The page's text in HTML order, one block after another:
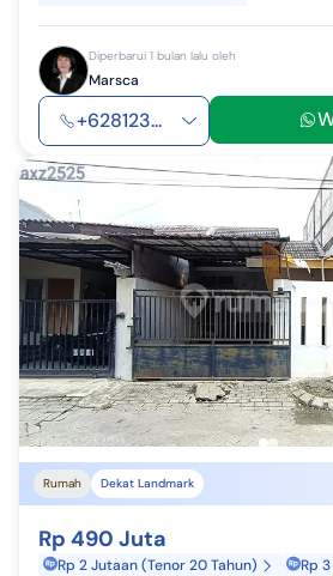
Diperbarui 1 bulan lalu oleh
Marsca
+628123...
Rumah Dekat Landmark
Rp 490 Juta
Rp 2 Jutaan (Tenor 20 Tahun) Rp